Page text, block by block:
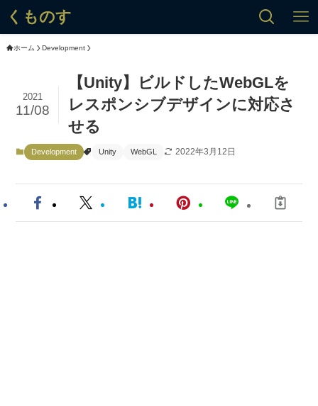
くものす
ホーム Development
【Unity】ビルドしたWebGLを
レスポンシブデザインに対応さ
せる
2021
11/08
Development Unity WebGL 2022年3月12日